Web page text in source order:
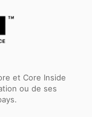
et Core Inside
ou de ses